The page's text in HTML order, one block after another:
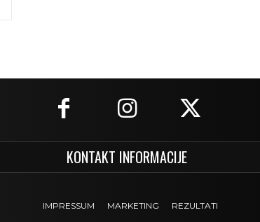
KONTAKT INFORMACIJE
IMPRESSUM MARKETING REZULTATI